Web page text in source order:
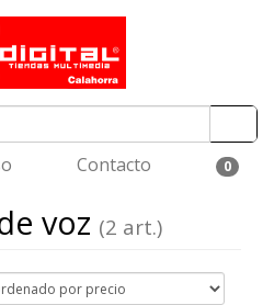
Contacto 0
voz (2 art.)